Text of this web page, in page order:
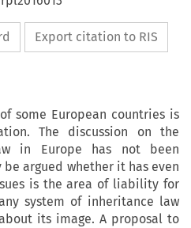
Export citation to RIS
some European countries is
The discussion on the
in Europe has not been
argued whether it has even
is the area of liability for
system of inheritance law
its image. A proposal to